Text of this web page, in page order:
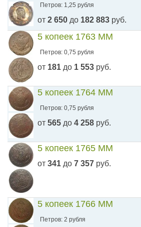
Петров: 1,25 рубля
от 2 650 до 182 883 руб.
5 копеек 1763 ММ
Петров: 0,75 рубля
от 181 до 1 553 руб.
5 копеек 1764 ММ
Петров: 0,75 рубля
от 565 до 4 258 руб.
5 копеек 1765 ММ
от 341 до 7 357 руб.
5 копеек 1766 ММ
Петров: 2 рубля